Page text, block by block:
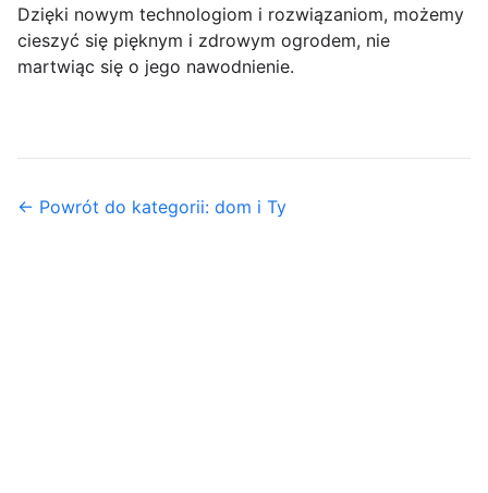
Dzięki nowym technologiom i rozwiązaniom, możemy
cieszyć się pięknym i zdrowym ogrodem, nie
martwiąc się o jego nawodnienie.
← Powrót do kategorii: dom i Ty